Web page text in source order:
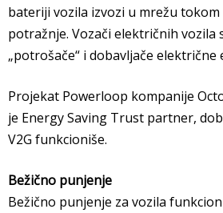
bateriji vozila izvozi u mrežu
potražnje. Vozači električnih vozila
„potrošače“ i dobavljače električne
Projekat Powerloop kompanije
je Energy Saving Trust partner,
V2G funkcioniše.
Bežično punjenje
Bežično punjenje za vozila